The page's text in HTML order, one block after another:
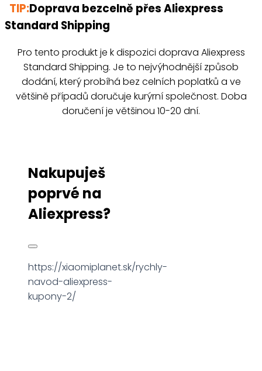
TIP:Doprava bezcelně přes Aliexpress
Standard Shipping
Pro tento produkt je k dispozici doprava Aliexpress
Standard Shipping. Je to nejvýhodnější způsob
dodání, který probíhá bez celních poplatků a ve
většině případů doručuje kurýrní společnost. Doba
doručení je většinou 10-20 dní.
Nakupuješ
poprvé na
Aliexpress?
https://xiaomiplanet.sk/rychly-
navod-aliexpress-
kupony-2/